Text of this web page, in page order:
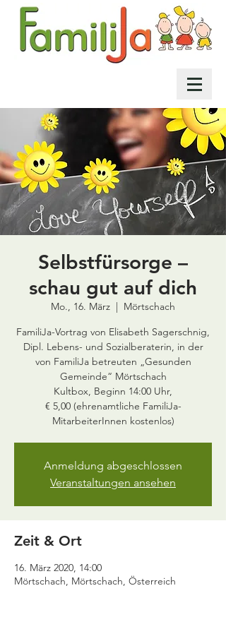
Selbstfürsorge –
schau gut auf dich
Mo., 16. März
  |
Mörtschach
FamiliJa-Vortrag von Elisabeth Sagerschnig,
Dipl. Lebens- und Sozialberaterin, in der
von FamiliJa betreuten „Gesunden
Gemeinde“ Mörtschach
Kultbox, Beginn 14:00 Uhr,
€ 5,00 (ehrenamtliche FamiliJa-
MitarbeiterInnen kostenlos)
Anmeldung abgeschlossen
Veranstaltungen ansehen
Zeit & Ort
16. März 2020, 14:00
Mörtschach, Mörtschach, Österreich